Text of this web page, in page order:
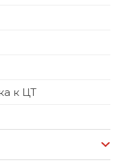
к ЦТ